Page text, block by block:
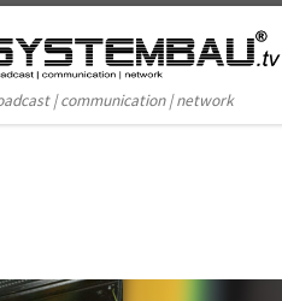
| communication | network